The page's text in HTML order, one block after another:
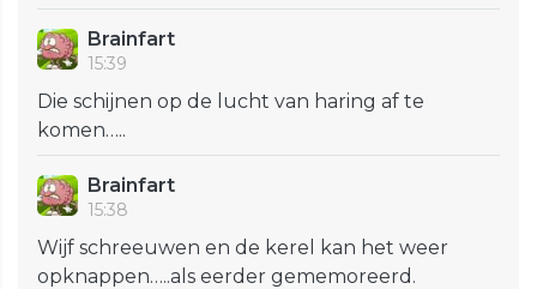
Brainfart
15:39
Die schijnen op de lucht van haring af te
komen…..
Brainfart
15:38
Wijf schreeuwen en de kerel kan het weer
opknappen…..als eerder gememoreerd.